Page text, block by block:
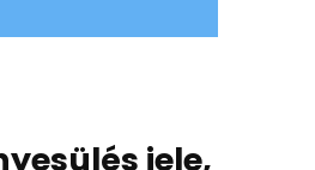
jele,